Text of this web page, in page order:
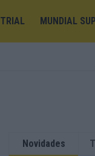
TRIAL MUNDIAL
Novidades